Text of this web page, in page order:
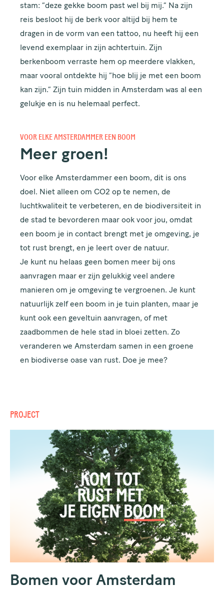
stam: “deze gekke boom past wel bij mij.” Na zijn
reis besloot hij de berk voor altijd bij hem te
dragen in de vorm van een tattoo, nu heeft hij een
levend exemplaar in zijn achtertuin. Zijn
berkenboom verraste hem op meerdere vlakken,
maar vooral ontdekte hij “hoe blij je met een boom
kan zijn.” Zijn tuin midden in Amsterdam was al een
gelukje en is nu helemaal perfect.
VOOR ELKE AMSTERDAMMER EEN BOOM
Meer groen!
Voor elke Amsterdammer een boom, dit is ons
doel. Niet alleen om CO2 op te nemen, de
luchtkwaliteit te verbeteren, en de biodiversiteit in
de stad te bevorderen maar ook voor jou, omdat
een boom je in contact brengt met je omgeving, je
tot rust brengt, en je leert over de natuur.
Je kunt nu helaas geen bomen meer bij ons
aanvragen maar er zijn gelukkig veel andere
manieren om je omgeving te vergroenen. Je kunt
natuurlijk zelf een boom in je tuin planten, maar je
kunt ook een geveltuin aanvragen, of met
zaadbommen de hele stad in bloei zetten. Zo
veranderen we Amsterdam samen in een groene
en biodiverse oase van rust. Doe je mee?
PROJECT
Bomen voor Amsterdam